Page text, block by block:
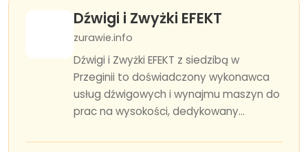
Dźwigi i Zwyżki EFEKT
zurawie.info
Dźwigi i Zwyżki EFEKT z siedzibą w
Przeginii to doświadczony wykonawca
usług dźwigowych i wynajmu maszyn do
prac na wysokości, dedykowany...